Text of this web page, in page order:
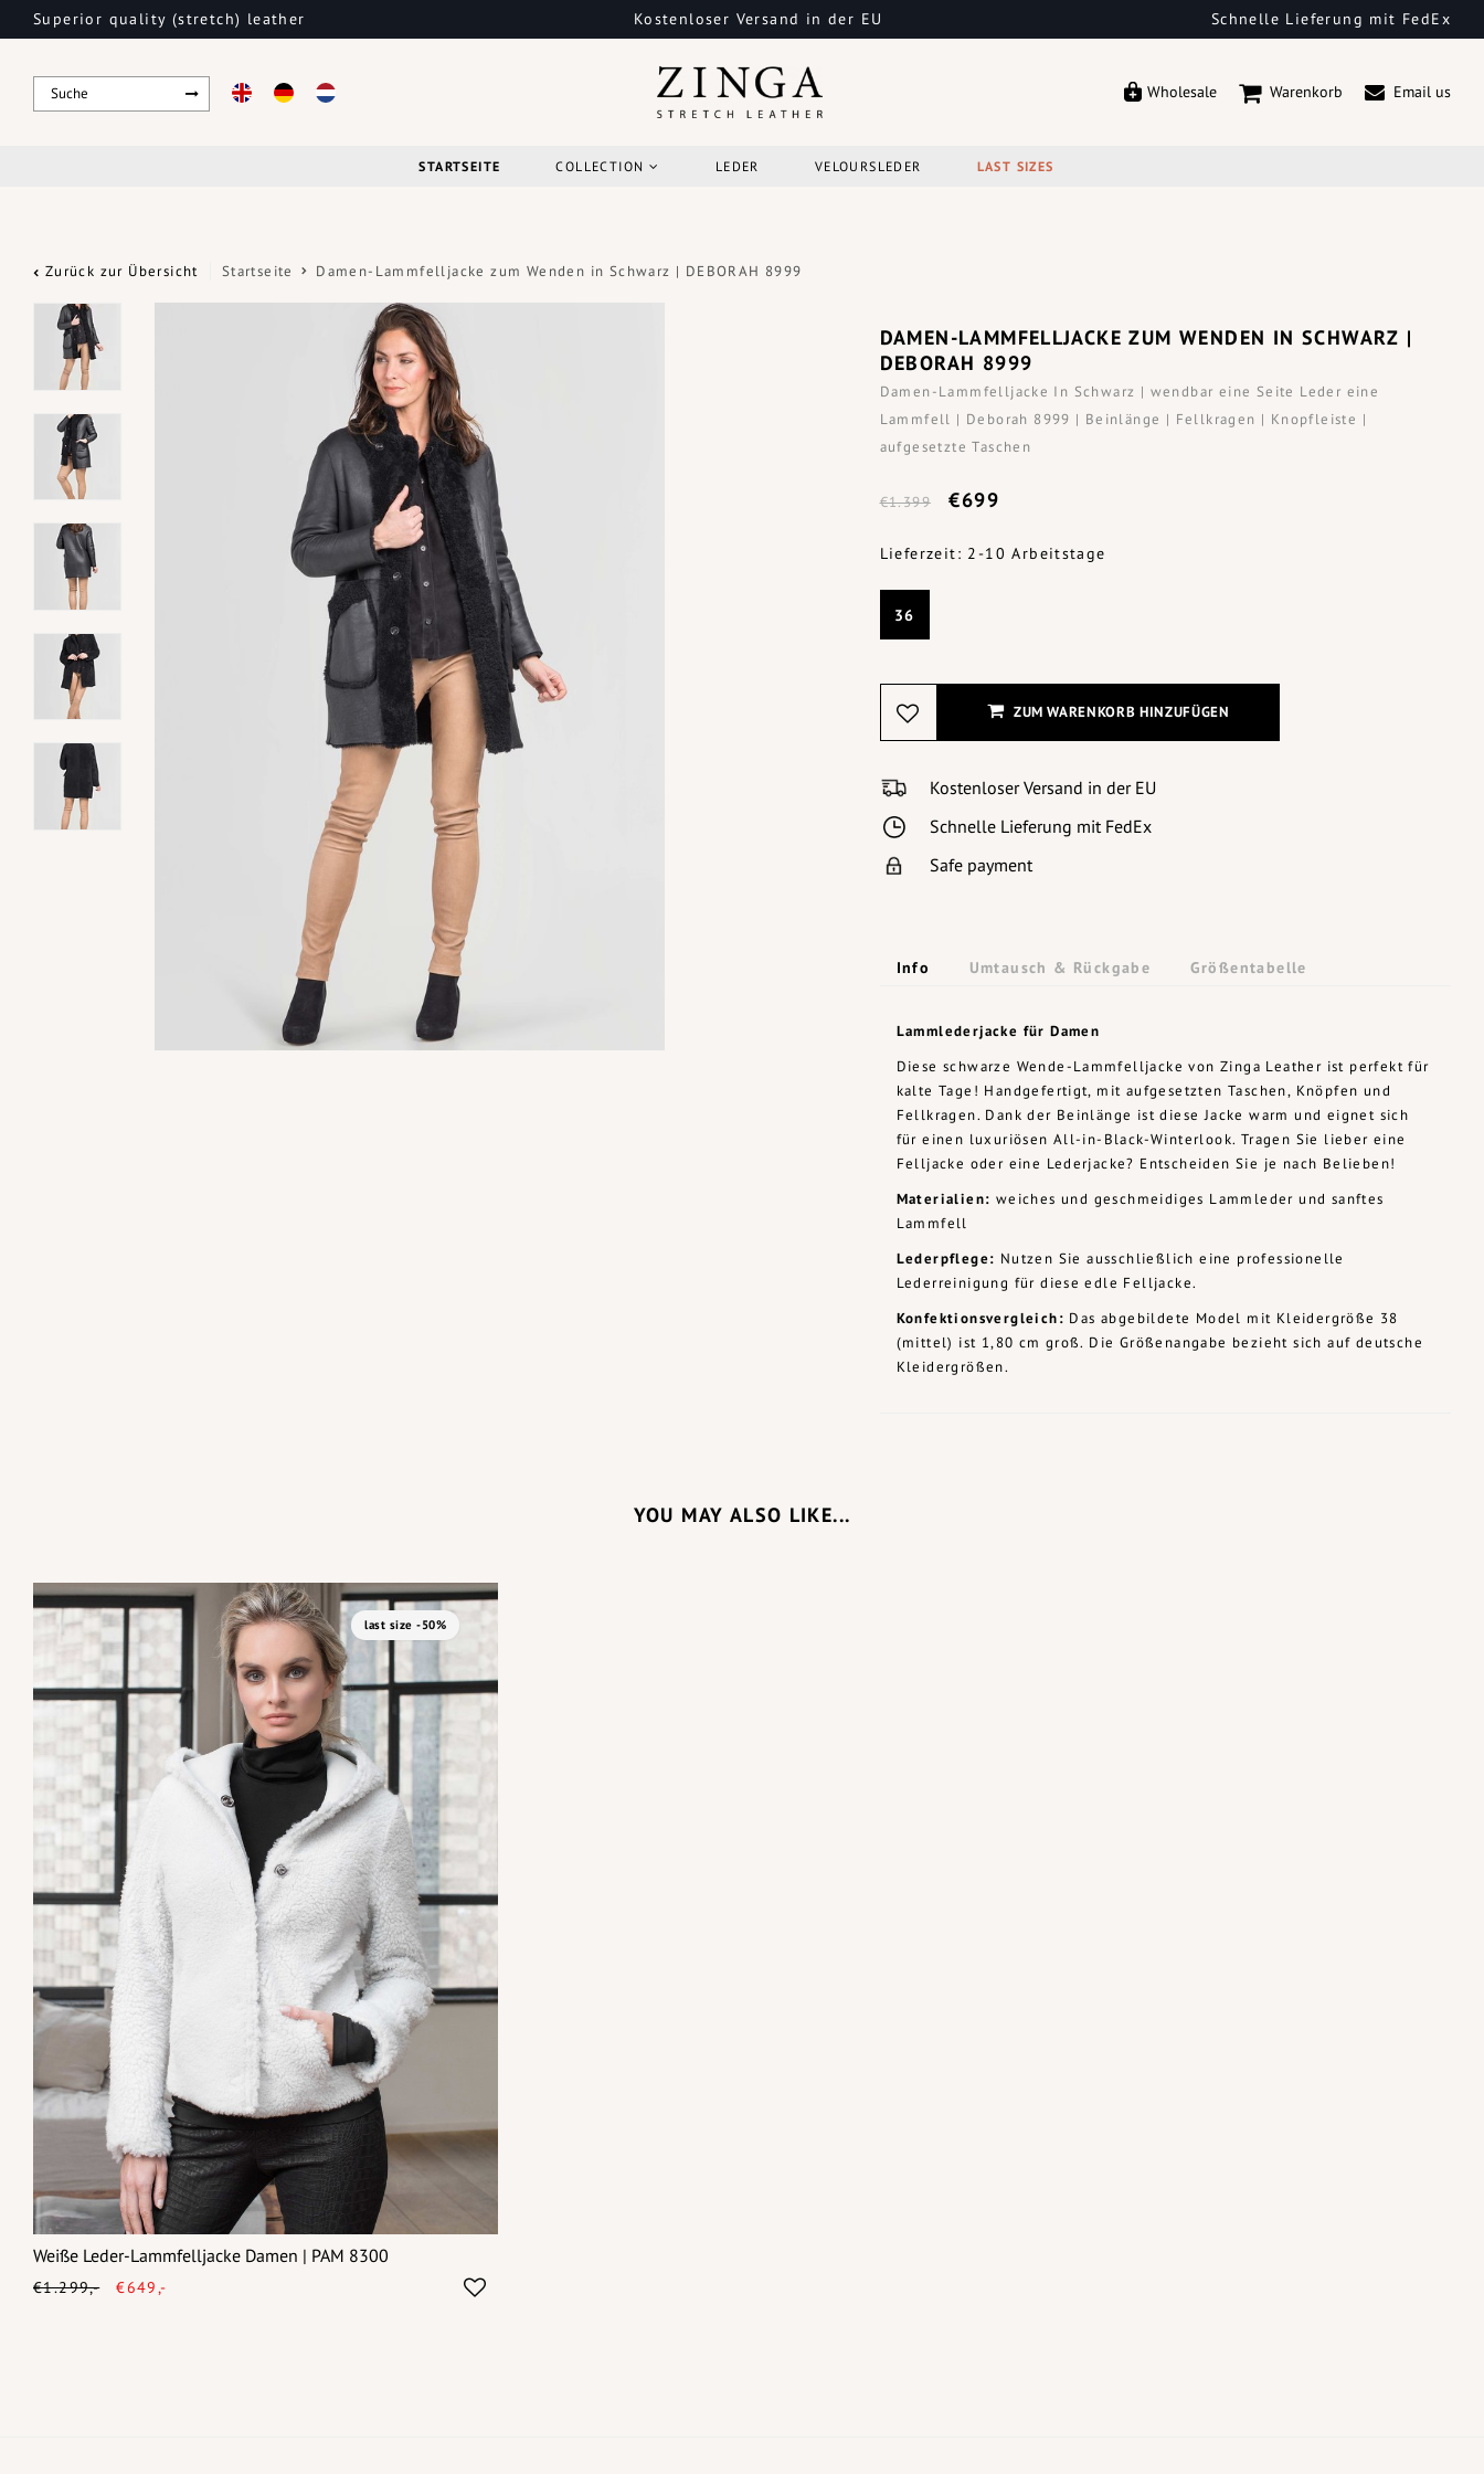
Superior quality (stretch) leather Kostenloser Versand in der EU Schnelle Lieferung mit FedEx
Wholesale Warenkorb Email us
STARTSEITE COLLECTION LEDER VELOURSLEDER LAST SIZES
Zurück zur Übersicht Startseite Damen-Lammfelljacke zum Wenden in Schwarz | DEBORAH 8999
DAMEN-LAMMFELLJACKE ZUM WENDEN IN SCHWARZ |
DEBORAH 8999
Damen-Lammfelljacke In Schwarz | wendbar eine Seite Leder eine
Lammfell | Deborah 8999 | Beinlänge | Fellkragen | Knopfleiste |
aufgesetzte Taschen
€1.399 €699
Lieferzeit: 2-10 Arbeitstage
36
ZUM WARENKORB HINZUFÜGEN
Kostenloser Versand in der EU
Schnelle Lieferung mit FedEx
Safe payment
Info Umtausch & Rückgabe Größentabelle
Lammlederjacke für Damen
Diese schwarze Wende-Lammfelljacke von Zinga Leather ist perfekt für
kalte Tage! Handgefertigt, mit aufgesetzten Taschen, Knöpfen und
Fellkragen. Dank der Beinlänge ist diese Jacke warm und eignet sich
für einen luxuriösen All-in-Black-Winterlook. Tragen Sie lieber eine
Felljacke oder eine Lederjacke? Entscheiden Sie je nach Belieben!
Materialien: weiches und geschmeidiges Lammleder und sanftes
Lammfell
Lederpflege: Nutzen Sie ausschließlich eine professionelle
Lederreinigung für diese edle Felljacke.
Konfektionsvergleich: Das abgebildete Model mit Kleidergröße 38
(mittel) ist 1,80 cm groß. Die Größenangabe bezieht sich auf deutsche
Kleidergrößen.
YOU MAY ALSO LIKE...
Weiße Leder-Lammfelljacke Damen | PAM 8300
€1.299,- €649,-
last size -50%